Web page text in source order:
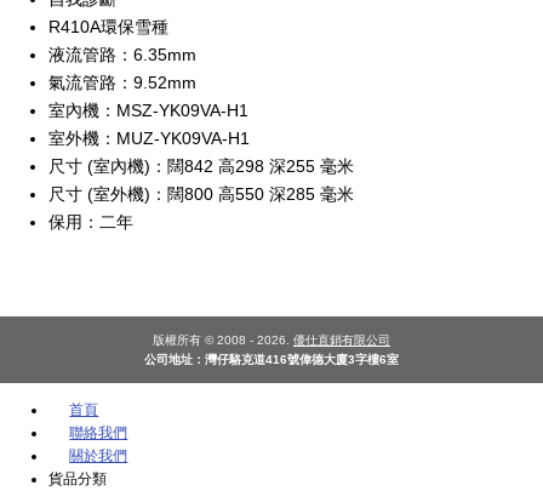
R410A環保雪種
液流管路：6.35mm
氣流管路：9.52mm
室內機：MSZ-YK09VA-H1
室外機：MUZ-YK09VA-H1
尺寸 (室內機)：闊842 高298 深255 毫米
尺寸 (室外機)：闊800 高550 深285 毫米
保用：二年
版權所有 © 2008 - 2026. 優仕直銷有限公司
公司地址：灣仔駱克道416號偉德大廈3字樓6室
首頁
聯絡我們
關於我們
貨品分類